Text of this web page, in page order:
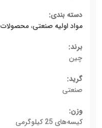
دسته بندی:
مواد اولیه صنعتی، محصولات
برند:
چین
گرید:
صنعتی
وزن:
کیسه‌های 25 کیلوگرمی